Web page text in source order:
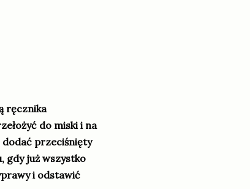
ręcznika
do miski i na
dodać przeciśnięty
gdy już wszystko
i odstawić